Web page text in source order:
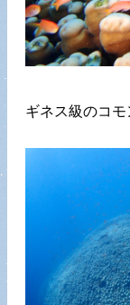
ギネス級のコモ